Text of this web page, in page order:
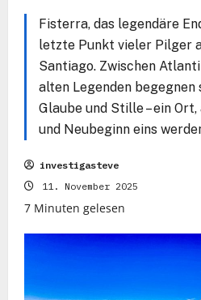
Fisterra, das legendäre
letzte Punkt vieler Pilger
Santiago. Zwischen
alten Legenden begegnen
Glaube und Stille – ein
und Neubeginn eins
investigasteve
11. November 2025
7 Minuten gelesen